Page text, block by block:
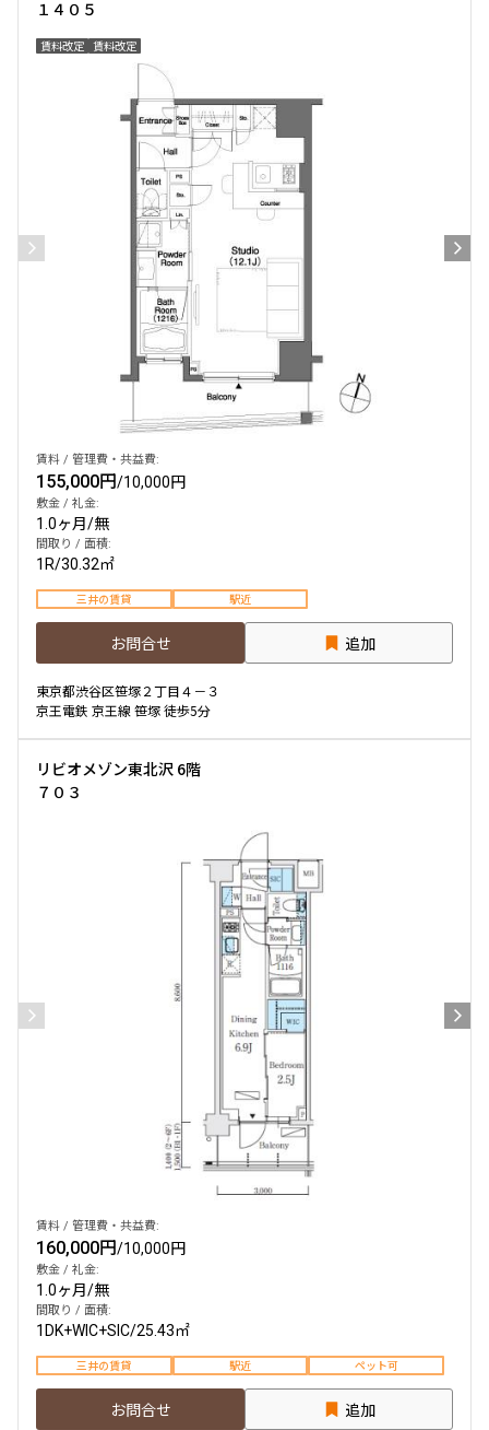
１４０５
賃料改定 賃料改定
賃料 / 管理費・共益費:
155,000円/10,000円
敷金 / 礼金:
1.0ヶ月/無
間取り / 面積:
1R/30.32㎡
三井の賃貸 駅近
お問合せ 追加
東京都渋谷区笹塚２丁目４－３
京王電鉄 京王線 笹塚 徒歩5分
リビオメゾン東北沢 6階
７０３
賃料 / 管理費・共益費:
160,000円/10,000円
敷金 / 礼金:
1.0ヶ月/無
間取り / 面積:
1DK+WIC+SIC/25.43㎡
三井の賃貸 駅近 ペット可
お問合せ 追加